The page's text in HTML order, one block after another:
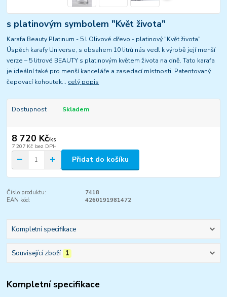
s platinovým symbolem "Květ života"
Karafa Beauty Platinum - 5 l Olivové dřevo - platinový "Květ života"
Úspěch karafy Universe, s obsahem 10 litrů nás vedl k výrobě její menší
verze – 5 litrové BEAUTY s platinovým květem života na dně. Tato karafa
je ideální také pro menší kanceláře a zasedací místnosti. Patentovaný
čepovací kohoutek... celý popis
Dostupnost Skladem
8 720 Kč/ks
7 207 Kč bez DPH
Přidat do košíku
Číslo produktu:
7418
EAN kód:
4260191981472
Kompletní specifikace
Související zboží 1
Kompletní specifikace